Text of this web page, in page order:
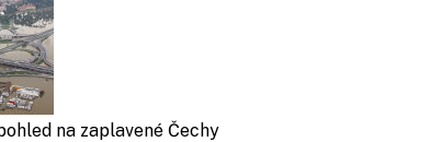
na zaplavené Čechy